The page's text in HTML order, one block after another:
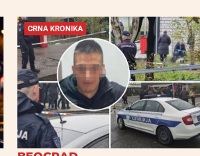
CRNA KRONIKA